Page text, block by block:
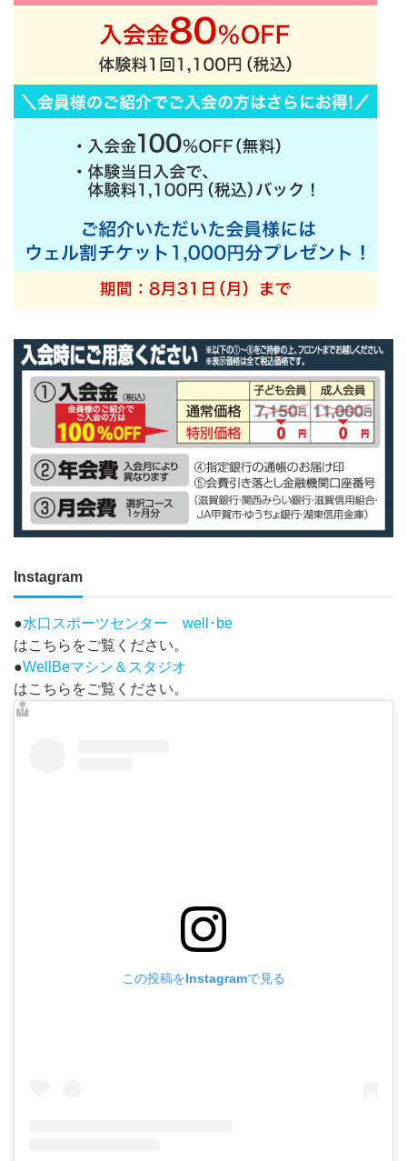
Instagram
●水口スポーツセンター well･be
はこちらをご覧ください。
●WellBeマシン＆スタジオ
はこちらをご覧ください。
この投稿をInstagramで見る